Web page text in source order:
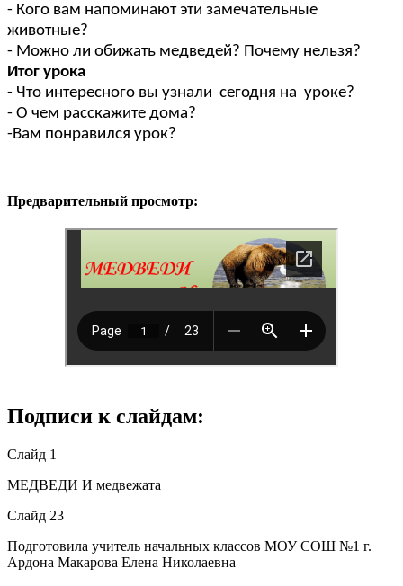
- Кого вам напоминают эти замечательные
животные?
- Можно ли обижать медведей? Почему нельзя?
Итог урока
- Что интересного вы узнали сегодня на уроке?
- О чем расскажите дома?
-Вам понравился урок?
Предварительный просмотр:
Подписи к слайдам:
Слайд 1
МЕДВЕДИ И медвежата
Слайд 23
Подготовила учитель начальных классов МОУ СОШ №1 г.
Ардона Макарова Елена Николаевна